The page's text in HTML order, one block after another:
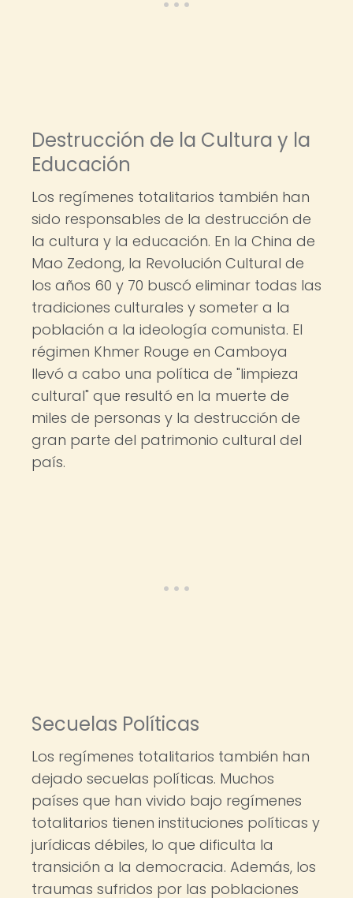
Destrucción de la Cultura y la
Educación
Los regímenes totalitarios también han
sido responsables de la destrucción de
la cultura y la educación. En la China de
Mao Zedong, la Revolución Cultural de
los años 60 y 70 buscó eliminar todas las
tradiciones culturales y someter a la
población a la ideología comunista. El
régimen Khmer Rouge en Camboya
llevó a cabo una política de "limpieza
cultural" que resultó en la muerte de
miles de personas y la destrucción de
gran parte del patrimonio cultural del
país.
Secuelas Políticas
Los regímenes totalitarios también han
dejado secuelas políticas. Muchos
países que han vivido bajo regímenes
totalitarios tienen instituciones políticas y
jurídicas débiles, lo que dificulta la
transición a la democracia. Además, los
traumas sufridos por las poblaciones